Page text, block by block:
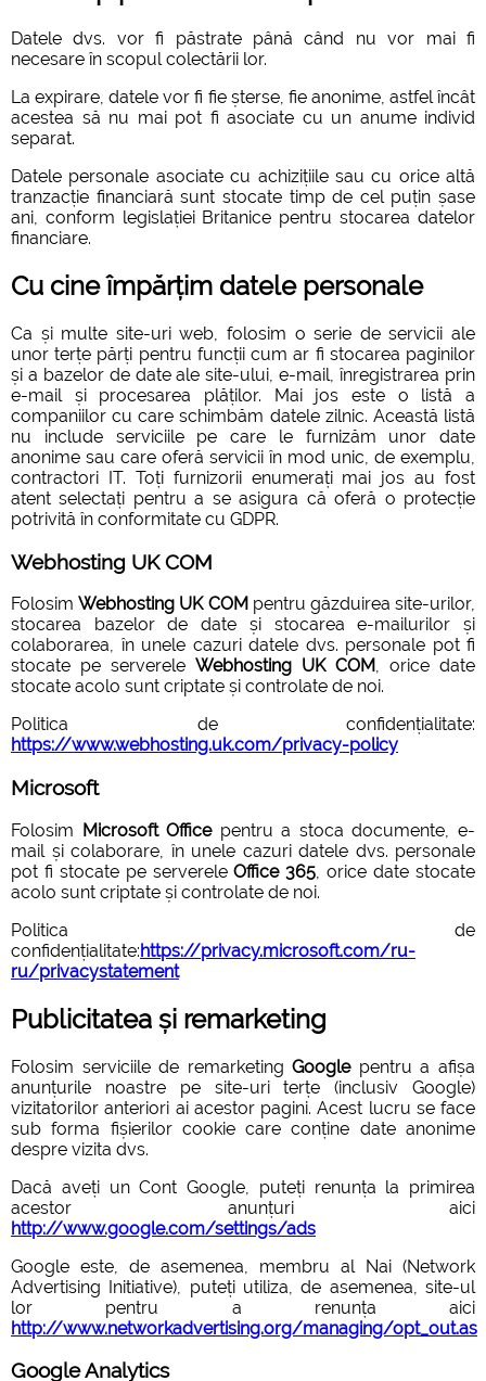
Datele dvs. vor fi păstrate până când nu vor mai fi
necesare în scopul colectării lor.
La expirare, datele vor fi fie șterse, fie anonime, astfel încât
acestea să nu mai pot fi asociate cu un anume individ
separat.
Datele personale asociate cu achizițiile sau cu orice altă
tranzacție financiară sunt stocate timp de cel puțin șase
ani, conform legislației Britanice pentru stocarea datelor
financiare.
Cu cine împărțim datele personale
Ca și multe site-uri web, folosim o serie de servicii ale
unor terțe părți pentru funcții cum ar fi stocarea paginilor
și a bazelor de date ale site-ului, e-mail, înregistrarea prin
e-mail și procesarea plăților. Mai jos este o listă a
companiilor cu care schimbăm datele zilnic. Această listă
nu include serviciile pe care le furnizăm unor date
anonime sau care oferă servicii în mod unic, de exemplu,
contractori IT. Toți furnizorii enumerați mai jos au fost
atent selectați pentru a se asigura că oferă o protecție
potrivită în conformitate cu GDPR.
Webhosting UK COM
FolosimWebhosting UK COM pentru găzduirea site-urilor,
stocarea bazelor de date și stocarea e-mailurilor și
colaborarea, în unele cazuri datele dvs. personale pot fi
stocate pe serverele Webhosting UK COM, orice date
stocate acolo sunt criptate și controlate de noi.
Politica de confidențialitate:
https://www.webhosting.uk.com/privacy-policy
Microsoft
Folosim Microsoft Officepentru a stoca documente, e-
mail și colaborare, în unele cazuri datele dvs. personale
pot fi stocate pe servereleOffice 365 , orice date stocate
acolo sunt criptate și controlate de noi.
Politica de
confidențialitate:https://privacy.microsoft.com/ru-
ru/privacystatement
Publicitatea și remarketing
Folosim serviciile de remarketingGooglepentru a afișa
anunțurile noastre pe site-uri terțe (inclusiv Google)
vizitatorilor anteriori ai acestor pagini. Acest lucru se face
sub forma fișierilor cookie care conține date anonime
despre vizita dvs.
Dacă aveți un Cont Google, puteți renunța la primirea
acestor anunțuri aici
http://www.google.com/settings/ads
Google este, de asemenea, membru al Nai (Network
Advertising Initiative), puteți utiliza, de asemenea, site-ul
lor pentru a renunța aici
http://www.networkadvertising.org/managing/opt_out.as
Google Analytics